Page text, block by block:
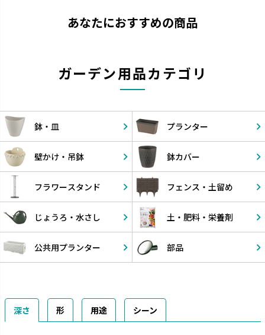
あなたにおすすめの商品
ガーデン用品カテゴリ
鉢・皿 プランター
壁かけ・ 吊鉢 鉢カバー
フラワースタンド フェンス・ 土留め
じょうろ・ 水さし 土・肥料・ 栄養剤
公共用プランター 部品
深さ 形 用途 シーン